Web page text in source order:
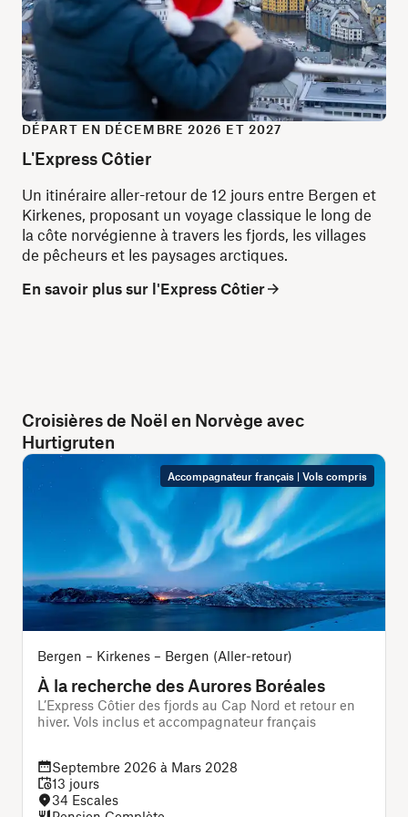
DÉPART EN DÉCEMBRE 2026 ET 2027
L'Express Côtier
Un itinéraire aller-retour de 12 jours entre Bergen et
Kirkenes, proposant un voyage classique le long de
la côte norvégienne à travers les fjords, les villages
de pêcheurs et les paysages arctiques.
En savoir plus sur l'Express Côtier
Croisières de Noël en Norvège avec
Hurtigruten
Accompagnateur français | Vols compris
Bergen – Kirkenes – Bergen (Aller-retour)
À la recherche des Aurores Boréales
L’Express Côtier des fjords au Cap Nord et retour en
hiver. Vols inclus et accompagnateur français
Septembre 2026 à Mars 2028
13 jours
34 Escales